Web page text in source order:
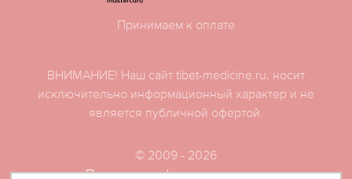
ВНИМАНИЕ! Наш сайт tibet-medicine.ru, носит
исключительно информационный характер и не
является публичной офертой.
© 2009 - 2026
Политика конфиденциальности
Принимаем к оплате